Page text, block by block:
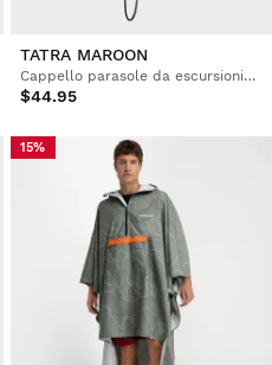
TATRA MAROON
Cappello parasole da escursionismo
$44.95
15%